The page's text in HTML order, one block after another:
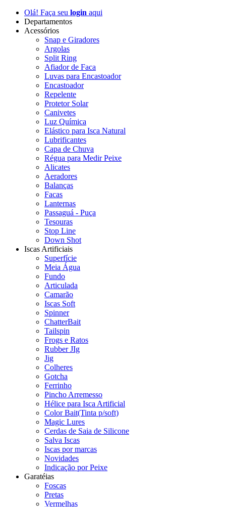
Olá! Faça seu login aqui
Departamentos
Acessórios
Snap e Giradores
Argolas
Split Ring
Afiador de Faca
Luvas para Encastoador
Encastoador
Repelente
Protetor Solar
Canivetes
Luz Química
Elástico para Isca Natural
Lubrificantes
Capa de Chuva
Régua para Medir Peixe
Alicates
Aeradores
Balanças
Facas
Lanternas
Passaguá - Puça
Tesouras
Stop Line
Down Shot
Iscas Artificiais
Superfície
Meia Água
Fundo
Articulada
Camarão
Iscas Soft
Spinner
ChatterBait
Tailspin
Frogs e Ratos
Rubber JIg
Jig
Colheres
Gotcha
Ferrinho
Pincho Arremesso
Hélice para Isca Artificial
Color Bait(Tinta p/soft)
Magic Lures
Cerdas de Saia de Silicone
Salva Iscas
Iscas por marcas
Novidades
Indicação por Peixe
Garatéias
Foscas
Pretas
Vermelhas